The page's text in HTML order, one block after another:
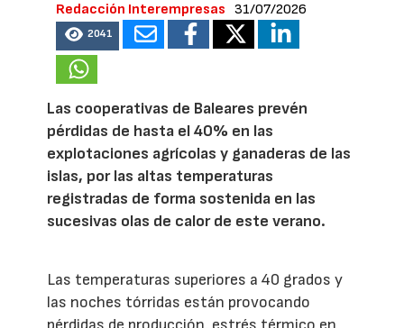
Redacción Interempresas 31/07/2026
2041
Las cooperativas de Baleares prevén
pérdidas de hasta el 40% en las
explotaciones agrícolas y ganaderas de las
islas, por las altas temperaturas
registradas de forma sostenida en las
sucesivas olas de calor de este verano.
Las temperaturas superiores a 40 grados y
las noches tórridas están provocando